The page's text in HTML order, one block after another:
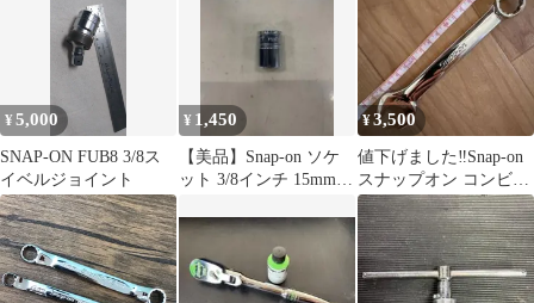
¥5,000
SNAP-ON FUB8 3/8ス
イベルジョイント
¥ 1,450
【美品】Snap-on ソケ
ット 3/8インチ 15mm
¥3,500
値下げました‼️Snap-on
スナップオン コンビネ
ーションレンチ 5/8イン
チ